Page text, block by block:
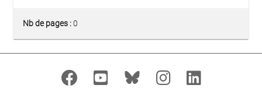
Nb de pages :0